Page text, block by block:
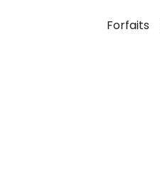
Forfaits